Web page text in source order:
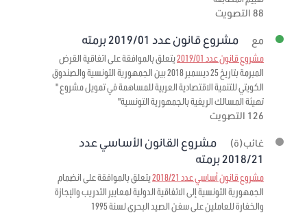
88 التصويت
مع مشروع قانون عدد 2019/01 برمته
مشروع قانون عدد 2019/01
يتعلق بالموافقة على اتفاقية القرض
المبرمة بتاريخ 25 ديسمبر 2018 بين الجمهورية التونسية والصندوق
الكويتي للتنمية الاقتصادية العربية للمساهمة في تمويل مشروع "
تهيئة المسالك الريفية بالجمهورية التونسية"
126 التصويت
غائب(ة)
مشروع القانون الأساسي عدد
2018/21 برمته
مشروع قانون أساسي عدد 2018/21
يتعلق بالموافقة على انضمام
الجمهورية التونسية إلى الاتفاقية الدولية لمعايير التدريب والإجازة
والخفارة للعاملين على سفن الصيد البحري لسنة 1995